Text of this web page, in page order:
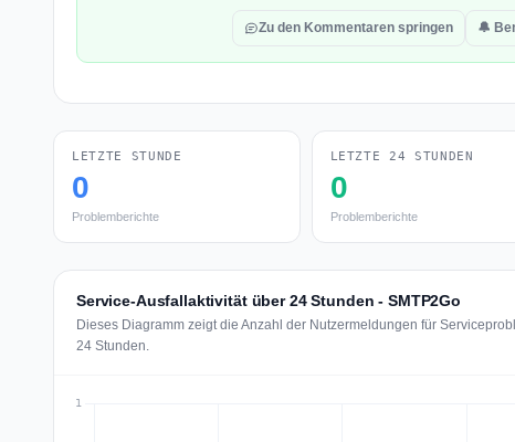
Zu den Kommentaren springen 🔔
LETZTE STUNDE
0
Problemberichte
LETZTE 24 STUNDEN
0
Problemberichte
Service-Ausfallaktivität über 24 Stunden - SMTP2Go
Dieses Diagramm zeigt die Anzahl der Nutzermeldungen für
24 Stunden.